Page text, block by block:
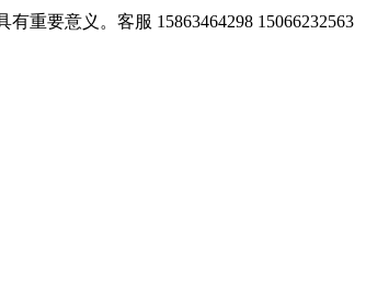
重要意义。客服 15863464298 15066232563